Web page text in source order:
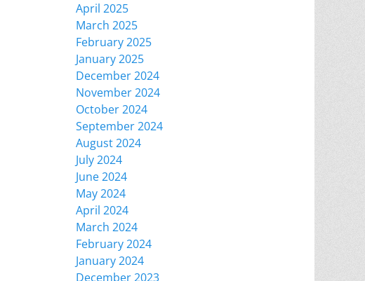
April 2025
March 2025
February 2025
January 2025
December 2024
November 2024
October 2024
September 2024
August 2024
July 2024
June 2024
May 2024
April 2024
March 2024
February 2024
January 2024
December 2023